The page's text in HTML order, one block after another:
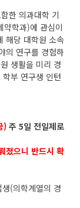
한 의과대학 기
약학과)에 관심이
해당 대학원 소속
의 연구를 경험하
생활을 미리 경
부 연구생 인턴
) 주 5일 전일제로
졌으니 반드시 확
(의학계열의 경